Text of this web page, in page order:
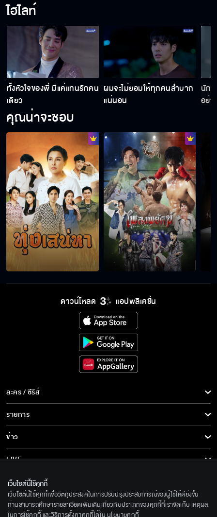
ไฮไลท์
ทั้งหัวใจของพี่ มีแค่แทนรักคน
เดียว
ผมจะไม่ยอมให้ทุกคนลำบาก
แน่นอน
นักสู้
อย่า
คุณน่าจะชอบ
ดาวน์โหลด แอปพลิเคชั่น
ละคร / ซีรีส์
ละคร/ซีรีส์
ซีรีส์นานาชาติ
การ์ตูน & เกม
รายการ
รายการทั้งหมด
ข่าว
ข่าวทั้งหมด
ข่าวประชาสัมพันธ์
LIVE
เกี่ยวกับเรา
BEC World
ติดตามเราได้ที่
เว็บไซต์นี้ใช้คุกกี้
เว็บไซต์นี้ใช้คุกกี้เพื่อวัตถุประสงค์ในการปรับปรุงประสบการณ์ของผู้ใช้ให้ดียิ่งขึ้น
ท่านสามารถศึกษารายละเอียดเพิ่มเติมเกี่ยวกับประเภทของคุกกี้ที่เราจัดเก็บ เหตุผล
ในการใช้คุกกี้ และวิธีการตั้งค่าคุกกี้ได้ใน นโยบายคุกกี้